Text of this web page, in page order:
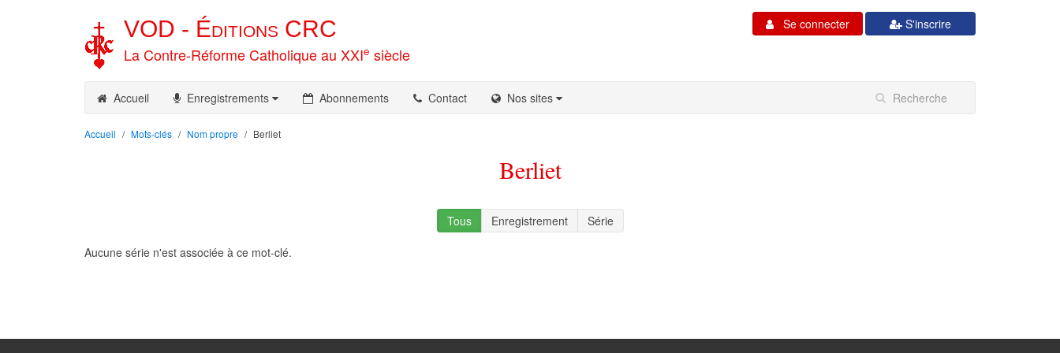
VOD - Éditions CRC
La Contre-Réforme Catholique au XXIe siècle
S'inscrire
Se connecter
Accueil Enregistrements Abonnements Contact Nos sites
Accueil Mots-clés Nom propre Berliet
Berliet
Tous Enregistrement
Série
Aucune série n'est associée à ce mot-clé.